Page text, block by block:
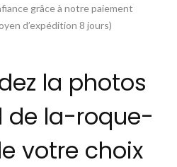
grâce à notre paiement
d’expédition 8 jours)
la photos
de la-roque-
votre choix